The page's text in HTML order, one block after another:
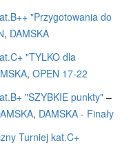
"Przygotowania do
, DAMSKA
"TYLKO dla
, OPEN 17-22
"SZYBKIE punkty" –
, DAMSKA - Finały
Turniej kat.C+